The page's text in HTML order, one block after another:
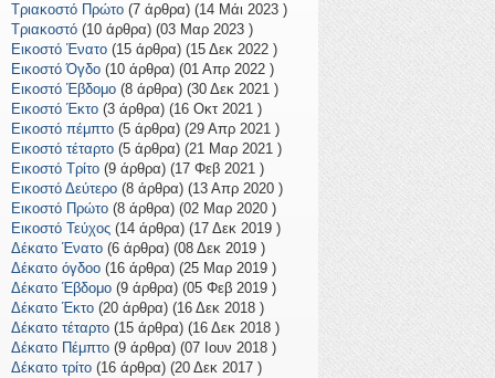
Τριακοστό Πρώτο (7 άρθρα) (14 Μάι 2023 )
Τριακοστό (10 άρθρα) (03 Μαρ 2023 )
Εικοστό Ένατο (15 άρθρα) (15 Δεκ 2022 )
Εικοστό Όγδο (10 άρθρα) (01 Απρ 2022 )
Εικοστό Έβδομο (8 άρθρα) (30 Δεκ 2021 )
Εικοστό Έκτο (3 άρθρα) (16 Οκτ 2021 )
Εικοστό πέμπτο (5 άρθρα) (29 Απρ 2021 )
Εικοστό τέταρτο (5 άρθρα) (21 Μαρ 2021 )
Εικοστό Τρίτο (9 άρθρα) (17 Φεβ 2021 )
Εικοστό Δεύτερο (8 άρθρα) (13 Απρ 2020 )
Εικοστό Πρώτο (8 άρθρα) (02 Μαρ 2020 )
Εικοστό Τεύχος (14 άρθρα) (17 Δεκ 2019 )
Δέκατο Ένατο (6 άρθρα) (08 Δεκ 2019 )
Δέκατο όγδοο (16 άρθρα) (25 Μαρ 2019 )
Δέκατο Έβδομο (9 άρθρα) (05 Φεβ 2019 )
Δέκατο Έκτο (20 άρθρα) (16 Δεκ 2018 )
Δέκατο τέταρτο (15 άρθρα) (16 Δεκ 2018 )
Δέκατο Πέμπτο (9 άρθρα) (07 Ιουν 2018 )
Δέκατο τρίτο (16 άρθρα) (20 Δεκ 2017 )